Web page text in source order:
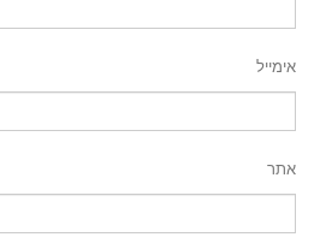
אימייל
אתר